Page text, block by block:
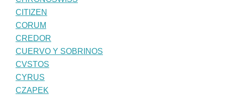
CITIZEN
CORUM
CREDOR
CUERVO Y SOBRINOS
CVSTOS
CYRUS
CZAPEK